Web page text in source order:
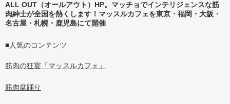
ALL OUT（オールアウト）HP。マッチョでインテリジェンスな筋
肉紳士が全国を熱くします！マッスルカフェを東京・福岡・大阪・
名古屋・札幌・鹿児島にて開催
■人気のコンテンツ
筋肉の狂宴「マッスルカフェ」
筋肉盆踊り